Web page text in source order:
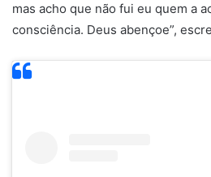
mas acho que não fui eu quem a
consciência. Deus abençoe”,